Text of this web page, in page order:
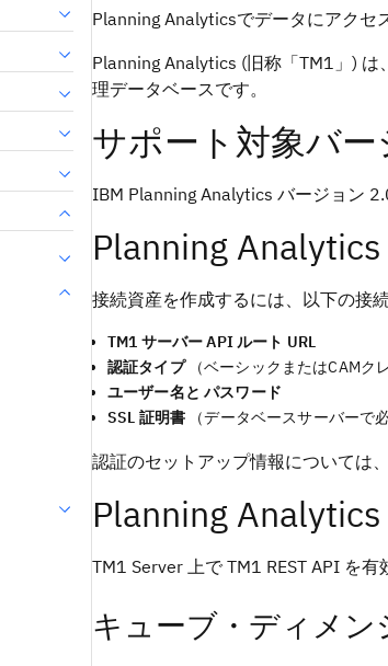
Planning Analyticsでデータにアクセ
Planning Analytics (旧称「TM1」)
理データベースです。
サポート対象バー
IBM Planning Analytics バージョン
Planning
接続資産を作成するには、以下の接
TM1 サーバー API ルート URL
認証タイプ（ベーシックまたはCAMク
ユーザー名と パスワード
SSL 証明書 （データベースサーバーで
認証のセットアップ情報については、
Planning
TM1 Server 上で TM1 REST API を
キューブ・ディメン